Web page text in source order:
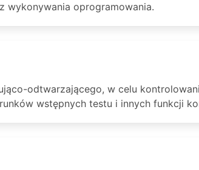
wykonywania oprogramowania.
odtwarzającego, w celu
wstępnych testu i innych funkcji